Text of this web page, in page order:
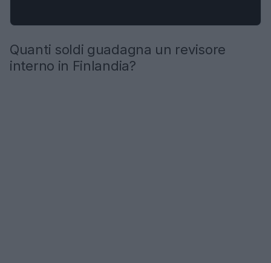
Quanti soldi guadagna un revisore
interno in Finlandia?